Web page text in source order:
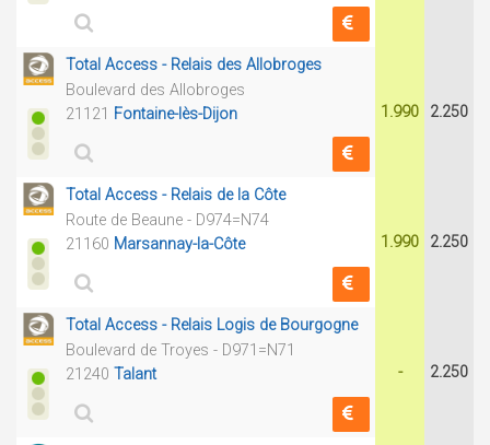
Total Access - Relais des Allobroges
Boulevard des Allobroges
21121 Fontaine-lès-Dijon 1.990 2.250
Total Access - Relais de la Côte
Route de Beaune - D974=N74
21160 Marsannay-la-Côte 1.990 2.250
Total Access - Relais Logis de Bourgogne
Boulevard de Troyes - D971=N71
21240 Talant - 2.250